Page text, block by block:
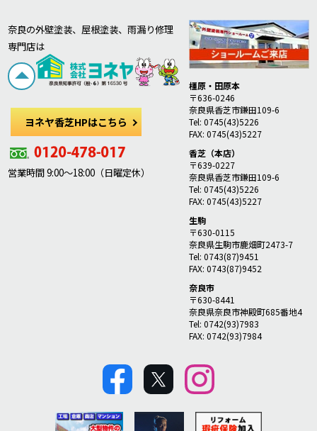
奈良の外壁塗装、屋根塗装、雨漏り修理
専門店は
ヨネヤ香芝HPはこちら
営業時間 9:00～18:00（日曜定休）
橿原・田原本
〒636-0246
奈良県香芝市鎌田109-6
Tel: 0745(43)5226
FAX: 0745(43)5227
香芝（本店）
〒639-0227
奈良県香芝市鎌田109-6
Tel: 0745(43)5226
FAX: 0745(43)5227
生駒
〒630-0115
奈良県生駒市鹿畑町2473-7
Tel: 0743(87)9451
FAX: 0743(87)9452
奈良市
〒630-8441
奈良県奈良市神殿町685番地4
Tel: 0742(93)7983
FAX: 0742(93)7984